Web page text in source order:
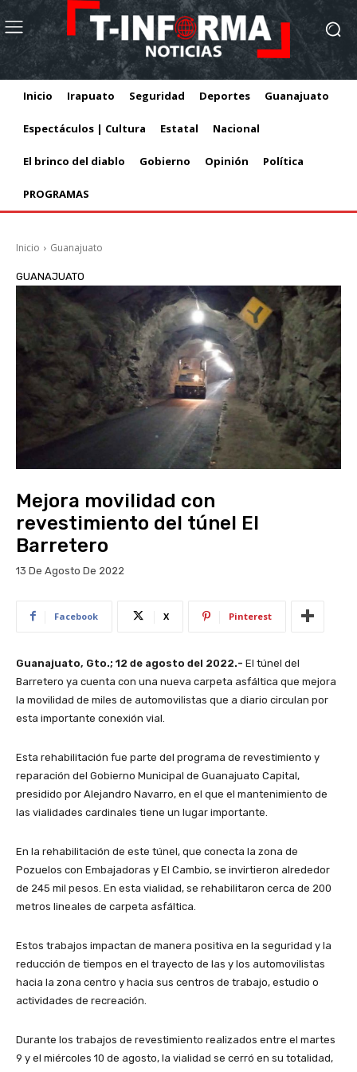
Inicio Irapuato Seguridad Deportes Guanajuato
Espectáculos | Cultura Estatal Nacional
El brinco del diablo Gobierno Opinión Política
PROGRAMAS
Inicio Guanajuato
GUANAJUATO
Mejora movilidad con
revestimiento del túnel El
Barretero
13 De Agosto De 2022
Facebook X Pinterest
Guanajuato, Gto.; 12 de agosto del 2022.- El túnel del
Barretero ya cuenta con una nueva carpeta asfáltica que mejora
la movilidad de miles de automovilistas que a diario circulan por
esta importante conexión vial.
Esta rehabilitación fue parte del programa de revestimiento y
reparación del Gobierno Municipal de Guanajuato Capital,
presidido por Alejandro Navarro, en el que el mantenimiento de
las vialidades cardinales tiene un lugar importante.
En la rehabilitación de este túnel, que conecta la zona de
Pozuelos con Embajadoras y El Cambio, se invirtieron alrededor
de 245 mil pesos. En esta vialidad, se rehabilitaron cerca de 200
metros lineales de carpeta asfáltica.
Estos trabajos impactan de manera positiva en la seguridad y la
reducción de tiempos en el trayecto de las y los automovilistas
hacia la zona centro y hacia sus centros de trabajo, estudio o
actividades de recreación.
Durante los trabajos de revestimiento realizados entre el martes
9 y el miércoles 10 de agosto, la vialidad se cerró en su totalidad,